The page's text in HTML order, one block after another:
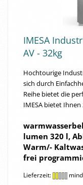
IMESA
AV - 32kg
Hoch­tou­rige
sich durch
Reihe bie­tet die
IMESA bie­tet
lu­men 320 l,
Warm/-
frei
Lieferzeit: